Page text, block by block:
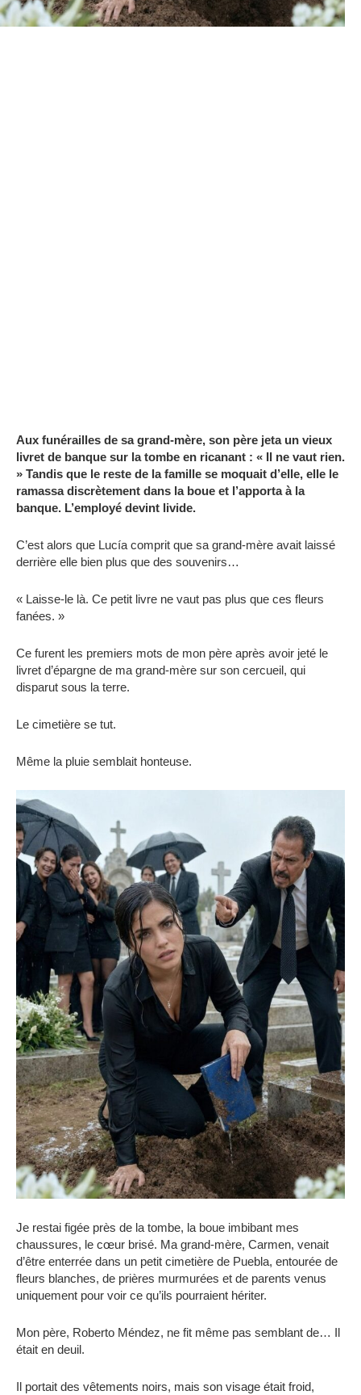
Aux funérailles de sa grand-mère, son père jeta un vieux
livret de banque sur la tombe en ricanant : « Il ne vaut rien.
» Tandis que le reste de la famille se moquait d’elle, elle le
ramassa discrètement dans la boue et l’apporta à la
banque. L’employé devint livide.
C’est alors que Lucía comprit que sa grand-mère avait laissé
derrière elle bien plus que des souvenirs…
« Laisse-le là. Ce petit livre ne vaut pas plus que ces fleurs
fanées. »
Ce furent les premiers mots de mon père après avoir jeté le
livret d’épargne de ma grand-mère sur son cercueil, qui
disparut sous la terre.
Le cimetière se tut.
Même la pluie semblait honteuse.
Je restai figée près de la tombe, la boue imbibant mes
chaussures, le cœur brisé. Ma grand-mère, Carmen, venait
d’être enterrée dans un petit cimetière de Puebla, entourée de
fleurs blanches, de prières murmurées et de parents venus
uniquement pour voir ce qu’ils pourraient hériter.
Mon père, Roberto Méndez, ne fit même pas semblant de… Il
était en deuil.
Il portait des vêtements noirs, mais son visage était froid,